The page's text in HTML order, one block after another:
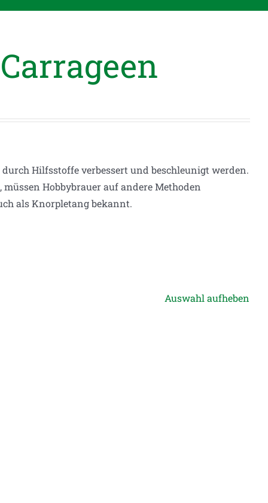
Hilfsstoffe verbessert und beschleunigt werden.
Hobbybrauer auf andere Methoden
als Knorpletang bekannt.
Auswahl aufheben